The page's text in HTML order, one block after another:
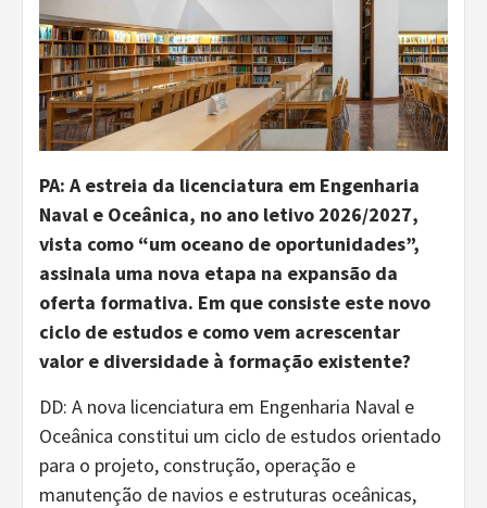
PA: A estreia da licenciatura em Engenharia
Naval e Oceânica, no ano letivo 2026/2027,
vista como “um oceano de oportunidades”,
assinala uma nova etapa na expansão da
oferta formativa. Em que consiste este novo
ciclo de estudos e como vem acrescentar
valor e diversidade à formação existente?
DD: A nova licenciatura em Engenharia Naval e
Oceânica constitui um ciclo de estudos orientado
para o projeto, construção, operação e
manutenção de navios e estruturas oceânicas,